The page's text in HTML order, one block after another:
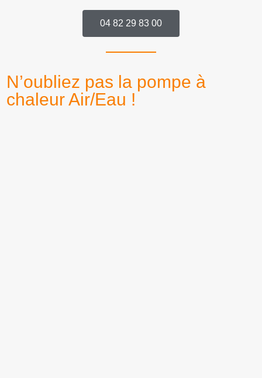
04 82 29 83 00
N’oubliez pas la pompe à
chaleur Air/Eau !